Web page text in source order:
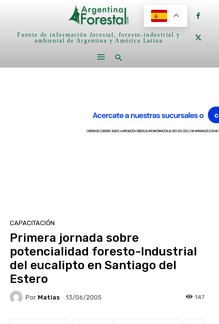
Fuente de información forestal, foresto-industrial y
ambiental de Argentina y América Latina
CAPACITACIÓN
Primera jornada sobre
potencialidad foresto-Industrial
del eucalipto en Santiago del
Estero
Por Matias 13/06/2005 147